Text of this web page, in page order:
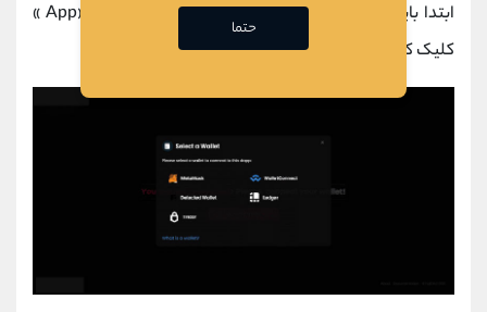
ابتدا باید به وب سایت Fuji DAO بروید و روی دکمه «App »
کلیک کنید تا به برنامه بروید.
حتما